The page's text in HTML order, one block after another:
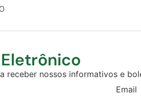
receber nossos informativos e
Email